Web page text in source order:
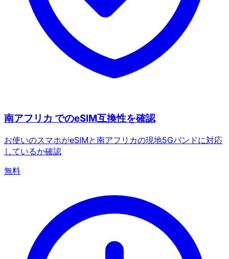
南アフリカ でのeSIM互換性を確認
お使いのスマホがeSIMと南アフリカの現地5Gバンドに対応
しているか確認
無料
期間限定オファー
web20